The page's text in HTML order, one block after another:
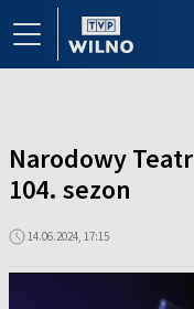
Narodowy
104. sezon
14.06.2024, 17:15